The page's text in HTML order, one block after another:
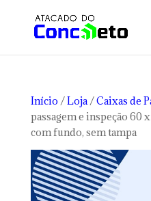
Início /Loja/Caixas de
passagem e inspeção 60
com fundo, sem tampa